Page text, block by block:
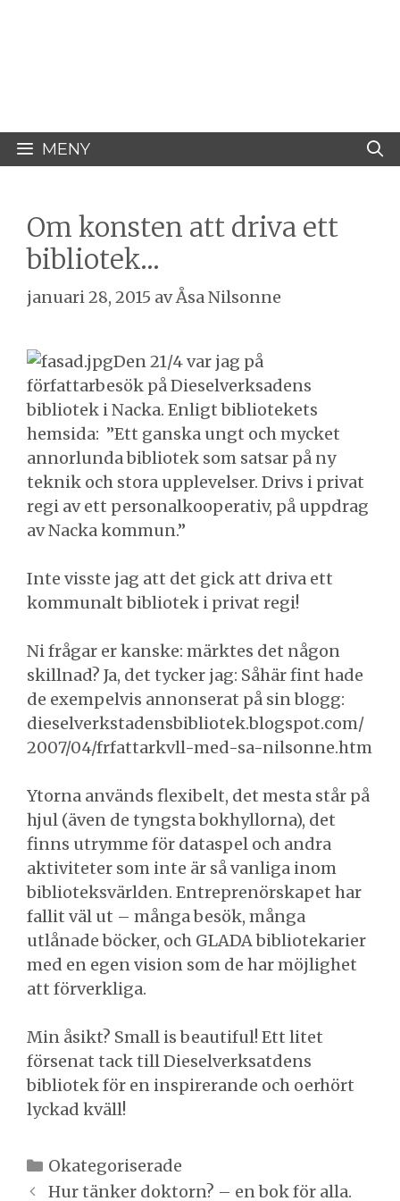
MENY
Om konsten att driva ett
bibliotek…
januari 28, 2015 avÅsa Nilsonne
Den 21/4 var jag på
författarbesök på Dieselverksadens
bibliotek i Nacka. Enligt bibliotekets
hemsida: ”Ett ganska ungt och mycket
annorlunda bibliotek som satsar på ny
teknik och stora upplevelser. Drivs i privat
regi av ett personalkooperativ, på uppdrag
av Nacka kommun.”
Inte visste jag att det gick att driva ett
kommunalt bibliotek i privat regi!
Ni frågar er kanske: märktes det någon
skillnad? Ja, det tycker jag: Såhär fint hade
de exempelvis annonserat på sin blogg:
dieselverkstadensbibliotek.blogspot.com/
2007/04/frfattarkvll-med-sa-nilsonne.htm
Ytorna används flexibelt, det mesta står på
hjul (även de tyngsta bokhyllorna), det
finns utrymme för dataspel och andra
aktiviteter som inte är så vanliga inom
biblioteksvärlden. Entreprenörskapet har
fallit väl ut – många besök, många
utlånade böcker, och GLADA bibliotekarier
med en egen vision som de har möjlighet
att förverkliga.
Min åsikt? Small is beautiful! Ett litet
försenat tack till Dieselverksatdens
bibliotek för en inspirerande och oerhört
lyckad kväll!
Kategorier
Okategoriserade
Inläggsnavigering
Hur tänker doktorn? – en bok för alla.